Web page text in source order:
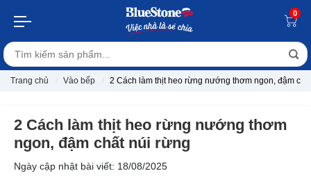
0
Trang chủ Vào bếp 2 Cách làm thịt heo rừng nướng thơm ngon, đậm
2 Cách làm thịt heo rừng nướng thơm
ngon, đậm chất núi rừng
Ngày cập nhật bài viết: 18/08/2025